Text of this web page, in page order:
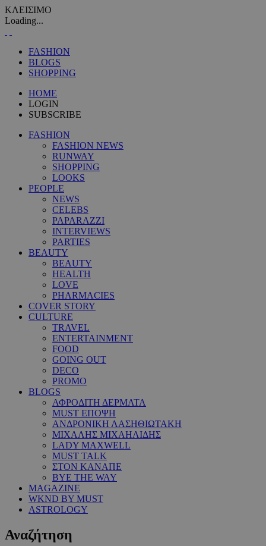
ΚΛΕΙΣΙΜΟ
Loading...
FASHION
BLOGS
SHOPPING
HOME
LOGIN
SUBSCRIBE
FASHION
FASHION NEWS
RUNWAY
SHOPPING
LOOKS
PEOPLE
NEWS
CELEBS
PAPARAZZI
INTERVIEWS
PARTIES
BEAUTY
BEAUTY
HEALTH
LOVE
PHARMACIES
COVER STORY
CULTURE
TRAVEL
ENTERTAINMENT
FOOD
GOING OUT
DECO
PROMO
BLOGS
ΑΦΡΟΔΙΤΗ ΔΕΡΜΑΤΑ
MUST ΕΠΟΨΗ
ΑΝΔΡΟΝΙΚΗ ΛΑΣΗΘΙΩΤΑΚΗ
ΜΙΧΑΛΗΣ ΜΙΧΑΗΛΙΔΗΣ
LADY MAXWELL
MUST TALK
ΣΤΟΝ ΚΑΝΑΠΕ
BYE THE WAY
MAGAZINE
WKND BY MUST
ASTROLOGY
Αναζήτηση